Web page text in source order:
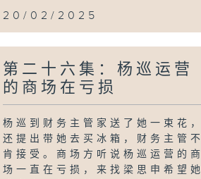
20/02/2025
第二十六集：杨巡运营
的商场在亏损
杨巡到财务主管家送了她一束花，
还提出带她去买冰箱，财务主管不
肯接受。商场方听说杨巡运营的商
场一直在亏损，来找梁思申希望她